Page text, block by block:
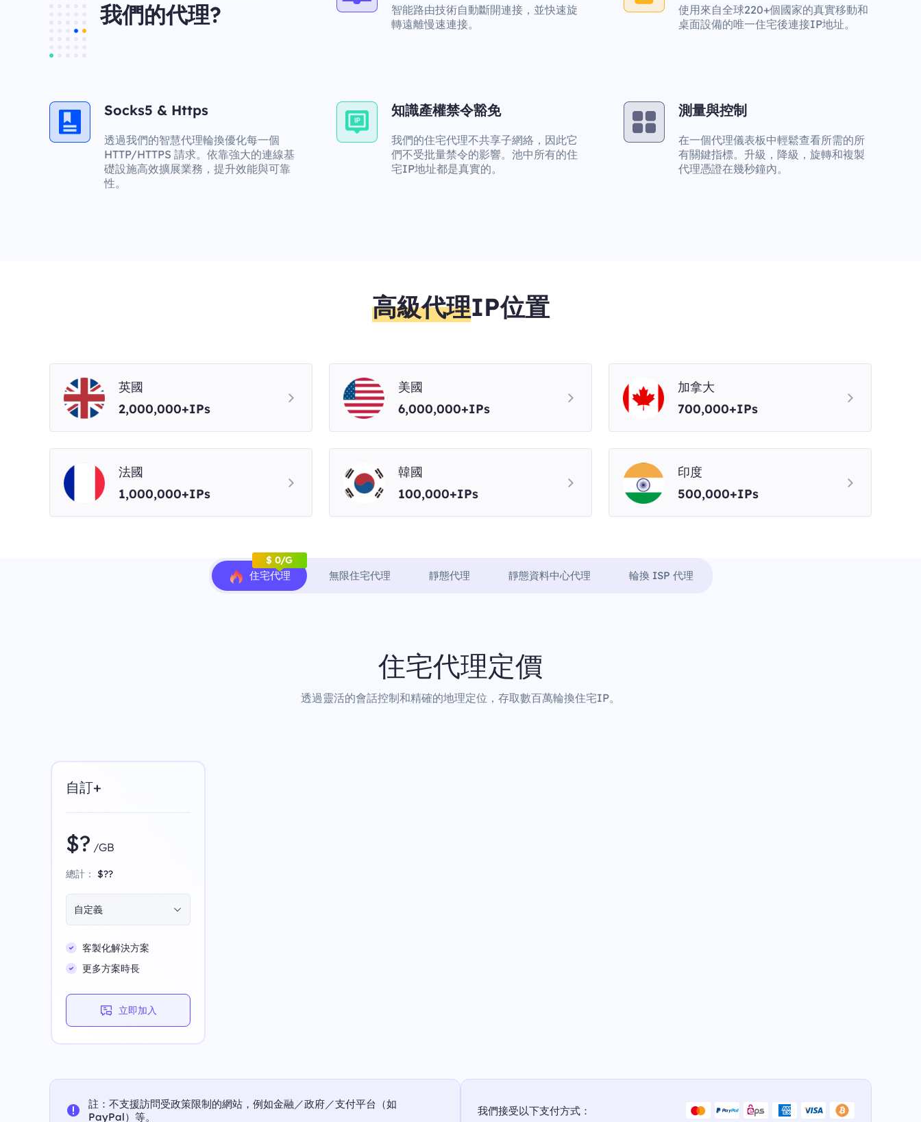
我們的代理?
智能路由技術自動斷開連接，並快速旋
轉遠離慢速連接。
使用來自全球220+個國家的真實移動和
桌面設備的唯一住宅後連接IP地址。
Socks5 & Https
透過我們的智慧代理輪換優化每一個
HTTP/HTTPS 請求。依靠強大的連線基
礎設施高效擴展業務，提升效能與可靠
性。
知識產權禁令豁免
我們的住宅代理不共享子網絡，因此它
們不受批量禁令的影響。池中所有的住
宅IP地址都是真實的。
測量與控制
在一個代理儀表板中輕鬆查看所需的所
有關鍵指標。升級，降級，旋轉和複製
代理憑證在幾秒鐘內。
高級代理IP位置
英國
2,000,000+IPs
美國
6,000,000+IPs
加拿大
700,000+IPs
法國
1,000,000+IPs
韓國
100,000+IPs
印度
500,000+IPs
住宅代理
$ 0/G
無限住宅代理 靜態代理 靜態資料中心代理 輪換 ISP 代理
住宅代理定價
透過靈活的會話控制和精確的地理定位，存取數百萬輪換住宅IP。
自訂+
$? /GB
總計： $??
自定義
客製化解決方案
更多方案時長
立即加入
註：不支援訪問受政策限制的網站，例如金融／政府／支付平台（如
PayPal）等。
我們接受以下支付方式：